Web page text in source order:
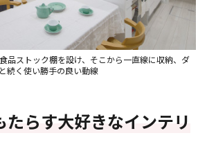
品ストック棚を設け、そこから一直線に収納、ダ
続く使い勝手の良い動線
たらす大好きなインテリ